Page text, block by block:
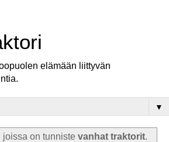
elämään liittyvän
▼
joissa on tunniste vanhat traktorit.